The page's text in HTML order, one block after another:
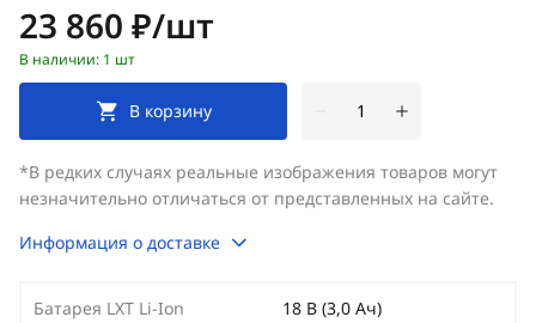
Цена:
23 860 ₽/шт
В наличии: 1 шт
В корзину
*В редких случаях реальные изображения товаров могут
незначительно отличаться от представленных на сайте.
Информация о доставке
Батарея LXT Li-Ion 18 В (3,0 Ач)